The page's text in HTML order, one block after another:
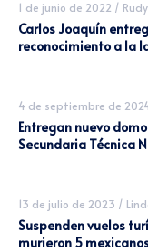
1 de junio de 2022 / Rudy
Carlos Joaquín
reconocimiento a la
4 de septiembre de
Entregan nuevo
Secundaria Técnica
13 de julio de 2023 /
Suspenden vuelos
murieron 5